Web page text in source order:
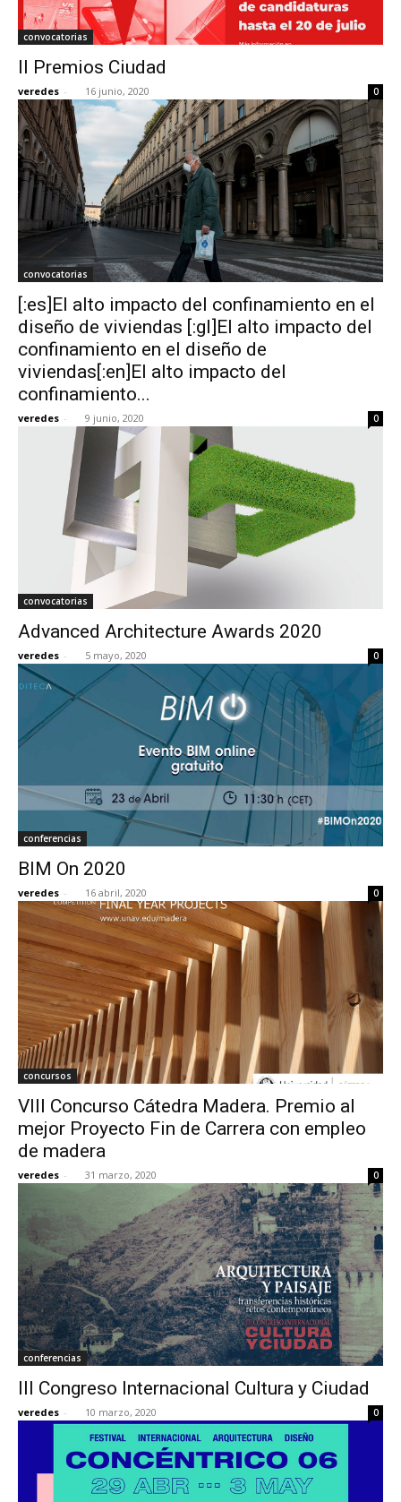
convocatorias
II Premios Ciudad
veredes - 16 junio, 2020 0
convocatorias
[:es]El alto impacto del confinamiento en el
diseño de viviendas [:gl]El alto impacto del
confinamiento en el diseño de
viviendas[:en]El alto impacto del
confinamiento...
veredes - 9 junio, 2020 0
convocatorias
Advanced Architecture Awards 2020
veredes - 5 mayo, 2020 0
conferencias
BIM On 2020
veredes - 16 abril, 2020 0
concursos
VIII Concurso Cátedra Madera. Premio al
mejor Proyecto Fin de Carrera con empleo
de madera
veredes - 31 marzo, 2020 0
conferencias
III Congreso Internacional Cultura y Ciudad
veredes - 10 marzo, 2020 0